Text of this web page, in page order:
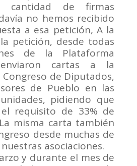
cantidad de firmas
no hemos recibido
a esa petición, A la
petición, desde todas
de la Plataforma
cartas a la
de Diputados,
de Pueblo en las
pidiendo que
requisito de 33% de
misma carta también
desde muchas de
asociaciones.
y durante el mes de